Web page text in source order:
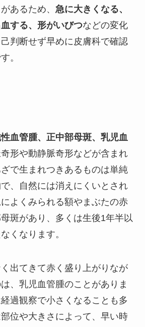
あるため、 急に大きくなる、
する、形がいびつなどの変化
判断せず早めに皮膚科で確認
。
血管腫、正中部母斑、乳児血
形や動静脈奇形などが含まれ
で生まれつきあるものは単純
、自然には消えにくいとされ
よくみられる額やまぶたの赤
斑があり、多くは生後1年半以
くなります。
出てきて赤く盛り上がりなが
、乳児血管腫のことがありま
過観察で小さくなることも多
位や大きさによって、早い時